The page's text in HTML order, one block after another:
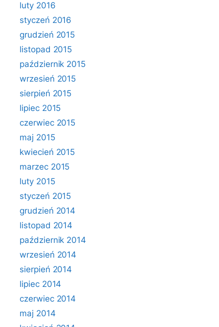
luty 2016
styczeń 2016
grudzień 2015
listopad 2015
październik 2015
wrzesień 2015
sierpień 2015
lipiec 2015
czerwiec 2015
maj 2015
kwiecień 2015
marzec 2015
luty 2015
styczeń 2015
grudzień 2014
listopad 2014
październik 2014
wrzesień 2014
sierpień 2014
lipiec 2014
czerwiec 2014
maj 2014